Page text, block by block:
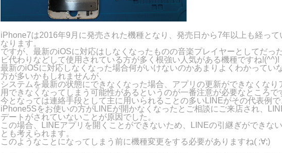
iPhone7は2016年9月に発売された機種となり、発売日から7年以上も経って
なります。
ですが、最新のiOSに対応はしなくなったものの音楽プレイヤーとしてだっ
ビ代わりなどして使用されている方が多く根強い人気がある機種ですね!(^^)!
最新のiOSに対応しなくなった場合何がいけないのかあまりよくわかってい
方が多いかもしれませんが、
システムを最新の状態にできなくなった場合、アプリの更新ができなくなり
用できなくなってしまう可能性があるというのが一番注意が必要なところで
今となっては連絡手段として主に用いられることの多いLINEがその代表例で
iPhone5Sをお使いの方がLINEが開かなくなったとご相談にご来店され、
デートがされていないことが原因でした。
この場合、LINEアプリを開くことができないため、LINEの引継ぎができな
とも考えられます。
このようなことになってしまう前に機種変更をする必要がありますね( ;∀;)